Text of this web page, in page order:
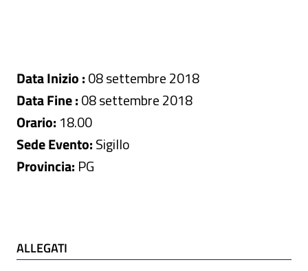
Data Inizio :08 settembre 2018
Data Fine :08 settembre 2018
Orario: 18.00
Sede Evento:Sigillo
Provincia: PG
ALLEGATI
ALLEGATI